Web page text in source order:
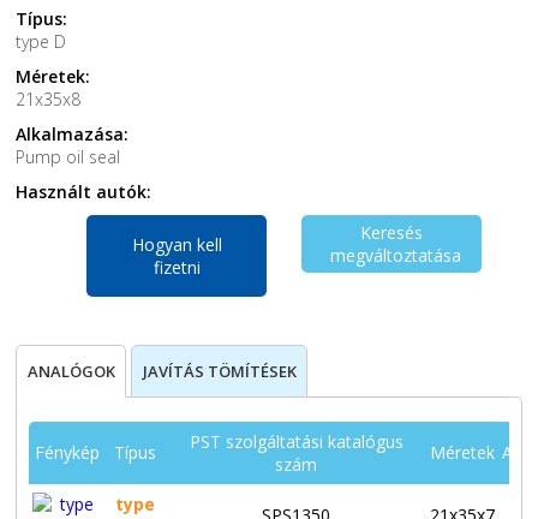
Típus:
type D
Méretek:
21x35x8
Alkalmazása:
Pump oil seal
Használt autók:
Hogyan kell
fizetni
Keresés
megváltoztatása
ANALÓGOK JAVÍTÁS TÖMÍTÉSEK
Fénykép Típus
PST szolgáltatási katalógus
szám
Méretek
type